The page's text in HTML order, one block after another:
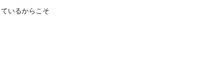
いるからこそ